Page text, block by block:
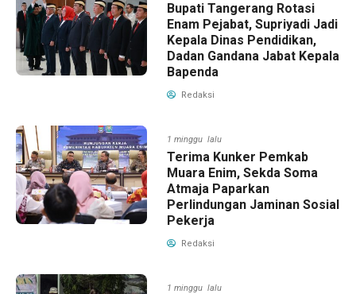
Bupati Tangerang Rotasi
Enam Pejabat, Supriyadi Jadi
Kepala Dinas Pendidikan,
Dadan Gandana Jabat Kepala
Bapenda
Redaksi
1 minggu lalu
Terima Kunker Pemkab
Muara Enim, Sekda Soma
Atmaja Paparkan
Perlindungan Jaminan Sosial
Pekerja
Redaksi
1 minggu lalu